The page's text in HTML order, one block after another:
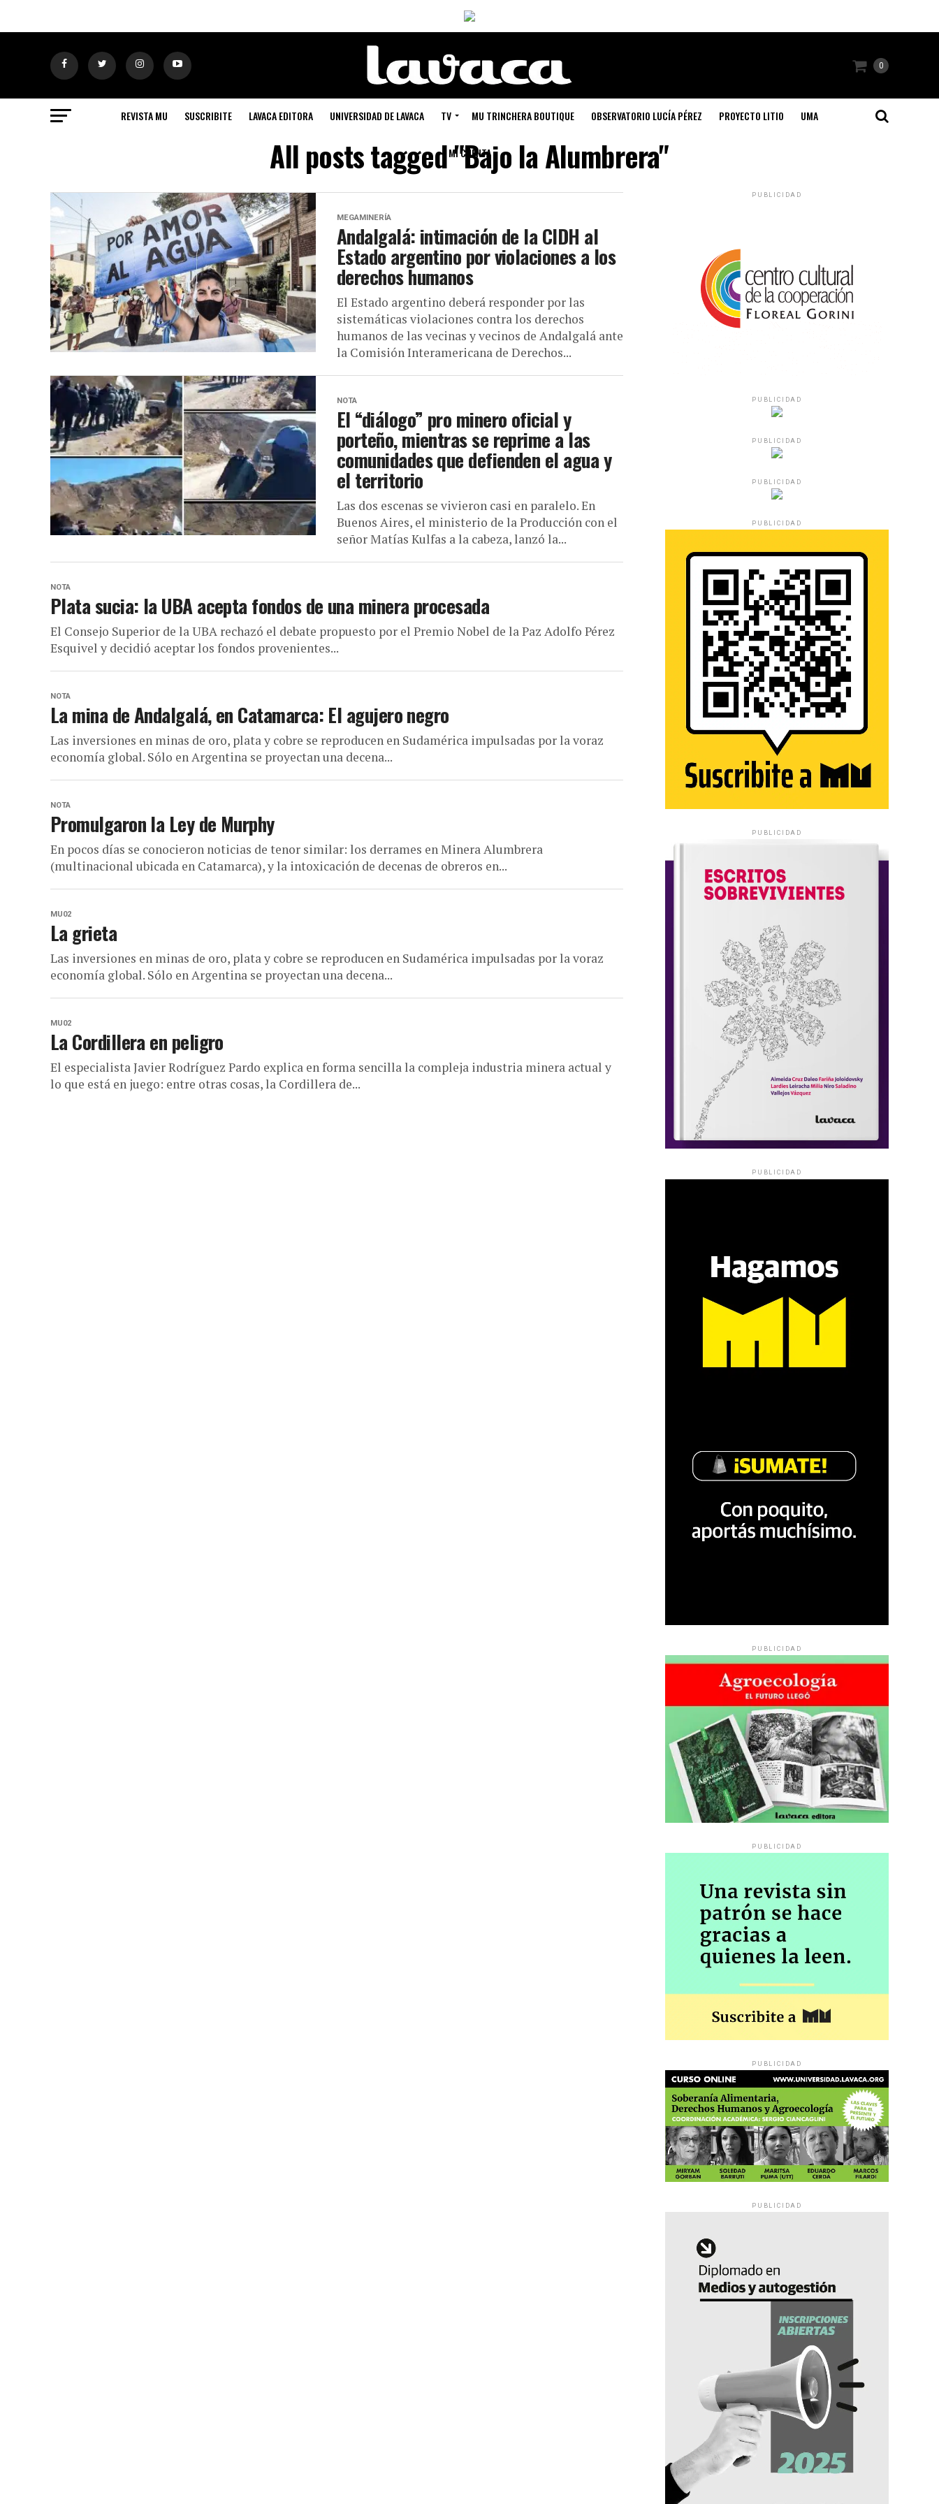
0
REVISTA MU SUSCRIBITE LAVACA EDITORA UNIVERSIDAD DE LAVACA TV MU TRINCHERA BOUTIQUE OBSERVATORIO LUCÍA PÉREZ PROYECTO LITIO UMA
MI CUENTA
All posts tagged "Bajo la Alumbrera"
MEGAMINERÍA
Andalgalá: intimación de la CIDH al
Estado argentino por violaciones a los
derechos humanos
El Estado argentino deberá responder por las
sistemáticas violaciones contra los derechos
humanos de las vecinas y vecinos de Andalgalá ante
la Comisión Interamericana de Derechos...
NOTA
El “diálogo” pro minero oficial y
porteño, mientras se reprime a las
comunidades que defienden el agua y
el territorio
Las dos escenas se vivieron casi en paralelo. En
Buenos Aires, el ministerio de la Producción con el
señor Matías Kulfas a la cabeza, lanzó la...
NOTA
Plata sucia: la UBA acepta fondos de una minera procesada
El Consejo Superior de la UBA rechazó el debate propuesto por el Premio Nobel de la Paz Adolfo Pérez
Esquivel y decidió aceptar los fondos provenientes...
NOTA
La mina de Andalgalá, en Catamarca: El agujero negro
Las inversiones en minas de oro, plata y cobre se reproducen en Sudamérica impulsadas por la voraz
economía global. Sólo en Argentina se proyectan una decena...
NOTA
Promulgaron la Ley de Murphy
En pocos días se conocieron noticias de tenor similar: los derrames en Minera Alumbrera
(multinacional ubicada en Catamarca), y la intoxicación de decenas de obreros en...
MU02
La grieta
Las inversiones en minas de oro, plata y cobre se reproducen en Sudamérica impulsadas por la voraz
economía global. Sólo en Argentina se proyectan una decena...
MU02
La Cordillera en peligro
El especialista Javier Rodríguez Pardo explica en forma sencilla la compleja industria minera actual y
lo que está en juego: entre otras cosas, la Cordillera de...
PUBLICIDAD
PUBLICIDAD
PUBLICIDAD
PUBLICIDAD
PUBLICIDAD
PUBLICIDAD
PUBLICIDAD
PUBLICIDAD
PUBLICIDAD
PUBLICIDAD
PUBLICIDAD